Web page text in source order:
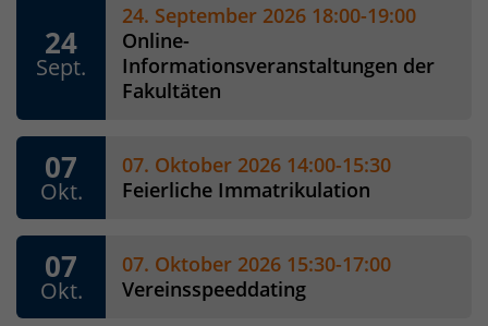
24
Sept.
24. September 2026 18:00-19:00
Online-
Informationsveranstaltungen der
Fakultäten
07
Okt.
07. Oktober 2026 14:00-15:30
Feierliche Immatrikulation
07
Okt.
07. Oktober 2026 15:30-17:00
Vereinsspeeddating